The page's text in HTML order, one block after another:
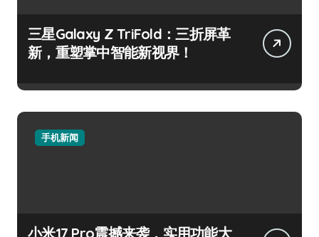
三星Galaxy Z TriFold：三折屏革
新，重塑掌中智能新视界！
手机新闻
小米17 Pro震撼来袭，实用功能大